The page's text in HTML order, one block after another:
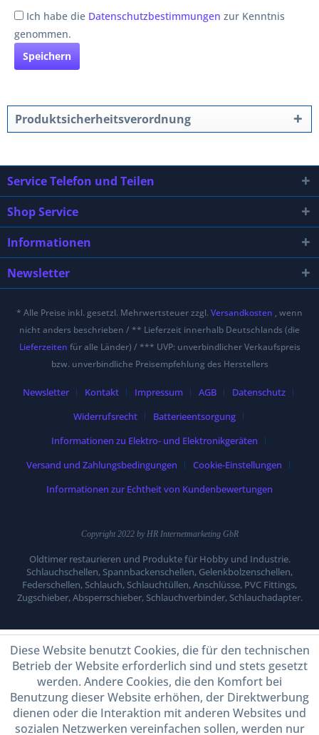
Ich habe die Datenschutzbestimmungen zur Kenntnis
genommen.
Speichern
Produktsicherheitsverordnung
Service Telefon und Teilen
Shop Service
Informationen
Newsletter
* Alle Preise inkl. gesetzl. Mehrwertsteuer zzgl. Versandkosten , wenn
nicht anders beschrieben / ** Lieferzeit innerhalb Deutschlands (die
Lieferzeiten für alle Länder) / *** UVP: unverbindlicher Verkaufspreis
bzw. unverbindliche Preisempfehlung des Herstellers
Newsletter Kontakt Impressum AGB
Datenschutz
Widerrufsrecht
Batterieentsorgung
Informationen zu Elektro- und Elektronikgeräten
Versand und Zahlungsbedingungen
Cookie-Einstellungen
Informationen zur Echtheit von Kundenbewertungen
Copyright 2022 by HR Internetmarketing GbR
Oldtimer restaurieren und Produkte für Hobby und Industrie.
Schlauchschellen, Spannbackenschellen, Gelenkbolzenschellen,
Federschellen, Schlauch, Schlauchtüllen, Anschlüsse, PVC Fittings,
Zugschieber, Absperrschieber, Schlauchverbinder, Schlauchadapter.
Diese Website benutzt Cookies, die für den technischen
Betrieb der Website erforderlich sind und stets gesetzt
werden. Andere Cookies, die den Komfort bei
Benutzung dieser Website erhöhen, der Direktwerbung
dienen oder die Interaktion mit anderen Websites und
sozialen Netzwerken vereinfachen sollen, werden nur